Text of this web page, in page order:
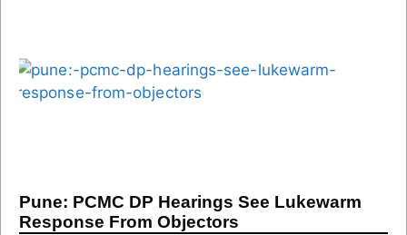
Pune: PCMC DP Hearings See Lukewarm
Response From Objectors